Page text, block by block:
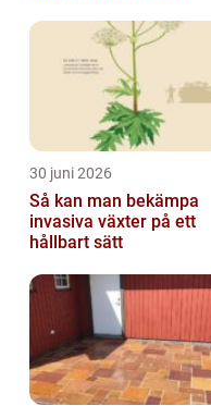
30 juni 2026
Så kan man bekämpa
invasiva växter på ett
hållbart sätt